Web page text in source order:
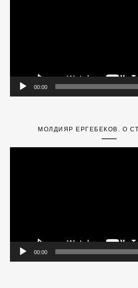
00:00
МОЛДИЯР ЕРГЕБЕКОВ. О
00:00